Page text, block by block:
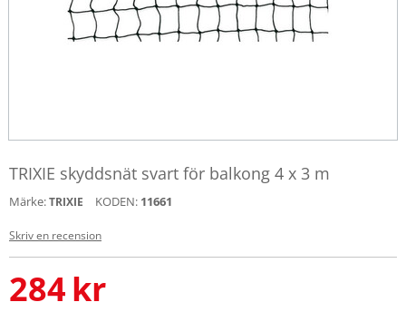
TRIXIE skyddsnät svart för balkong 4 x 3 m
Märke:TRIXIE KODEN: 11661
Skriv en recension
284kr